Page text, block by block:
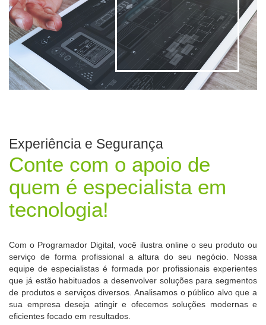
Experiência e Segurança
Conte com o apoio de
quem é especialista em
tecnologia!
Com o Programador Digital, você ilustra online o seu produto ou
serviço de forma profissional a altura do seu negócio. Nossa
equipe de especialistas é formada por profissionais experientes
que já estão habituados a desenvolver soluções para segmentos
de produtos e serviços diversos. Analisamos o público alvo que a
sua empresa deseja atingir e ofecemos soluções modernas e
eficientes focado em resultados.